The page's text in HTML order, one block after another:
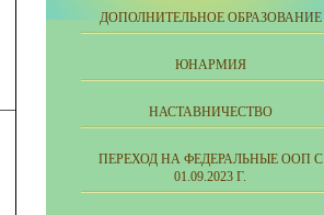
ДОПОЛНИТЕЛЬНОЕ ОБРАЗОВАНИЕ
ЮНАРМИЯ
НАСТАВНИЧЕСТВО
ПЕРЕХОД НА ФЕДЕРАЛЬНЫЕ ООП С
01.09.2023 Г.